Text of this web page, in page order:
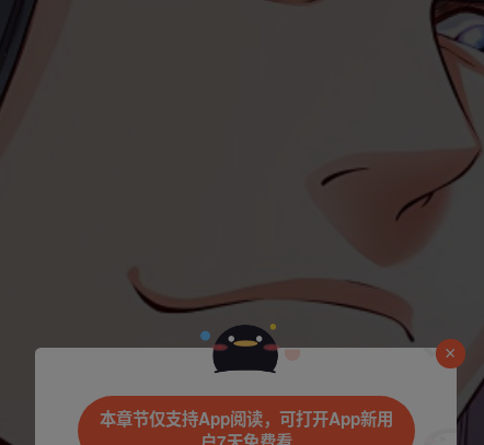
本章节仅支持App阅读，可打开App新用
是否前往腾漫App继续阅读